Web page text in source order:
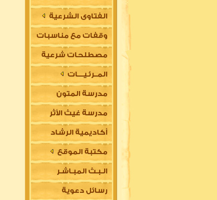
الفتاوى الشرعية
وقفات مع مناسبات
مصطلحات شرعية
المــرئـيــــات
مدرسة المتون
العلمية
مدرسة غيث الأثر
السلفية
أكاديمية الرشاد
العلمية للتأسيس
في مقدمات العلوم
الشرعية (للتعليم
مكتبة الموقع
الـبـث المبـاشـر
رسائل دعوية